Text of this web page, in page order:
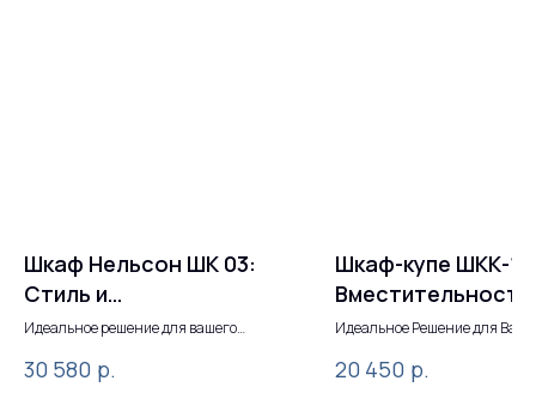
Шкаф Нельсон ШК 03:
Стиль и
функциональность в
Идеальное решение для вашего
30 580 р.
Шкаф-купе ШКК-11:
Вместительность,
Удобство и
Идеальное Решение для
20 450 р.